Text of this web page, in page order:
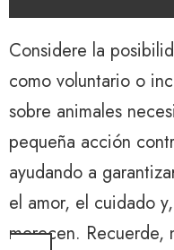
Considere la
como voluntario o
sobre animales
pequeña acción
ayudando a
el amor, el cuidado
merecen. Recuerde,